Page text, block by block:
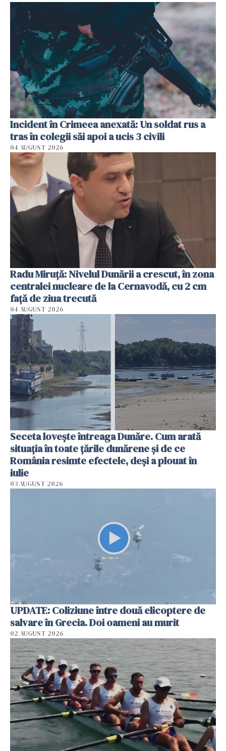
Incident în Crimeea anexată: Un soldat rus a
tras în colegii săi apoi a ucis 3 civili
04 AUGUST 2026
Radu Miruţă: Nivelul Dunării a crescut, în zona
centralei nucleare de la Cernavodă, cu 2 cm
faţă de ziua trecută
04 AUGUST 2026
Seceta lovește întreaga Dunăre. Cum arată
situația în toate țările dunărene și de ce
România resimte efectele, deși a plouat în
iulie
03 AUGUST 2026
UPDATE: Coliziune între două elicoptere de
salvare în Grecia. Doi oameni au murit
02 AUGUST 2026